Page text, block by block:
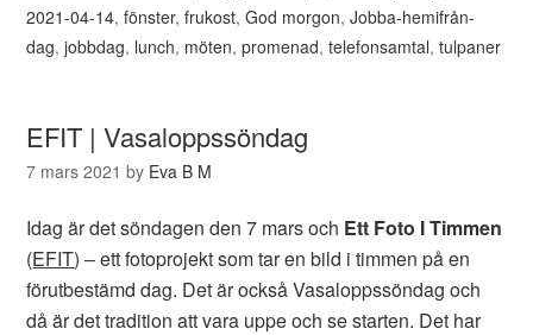
2021-04-14,fönster,frukost,God morgon,Jobba-hemifrån-
dag,jobbdag, lunch, möten,promenad,telefonsamtal,tulpaner
EFIT | Vasaloppssöndag
7 mars 2021 by Eva B M
Idag är det söndagen den 7 mars och Ett Foto I Timmen
(EFIT) – ett fotoprojekt som tar en bild i timmen på en
förutbestämd dag. Det är också Vasaloppssöndag och
då är det tradition att vara uppe och se starten. Det har